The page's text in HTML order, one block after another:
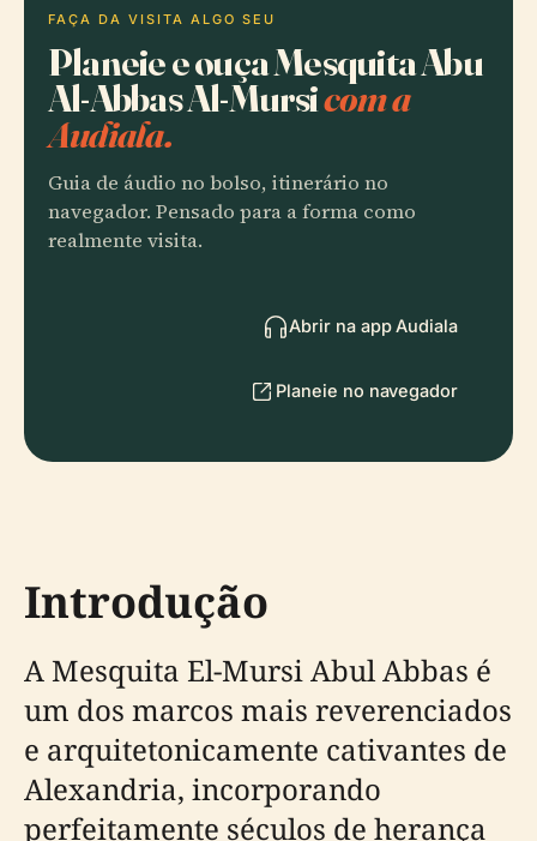
FAÇA DA VISITA ALGO SEU
Planeie e ouça Mesquita Abu
Al-Abbas Al-Mursicom a
Audiala.
Guia de áudio no bolso, itinerário no
navegador. Pensado para a forma como
realmente visita.
Abrir na app Audiala
Planeie no navegador
Introdução
A Mesquita El-Mursi Abul Abbas é
um dos marcos mais reverenciados
e arquitetonicamente cativantes de
Alexandria, incorporando
perfeitamente séculos de herança